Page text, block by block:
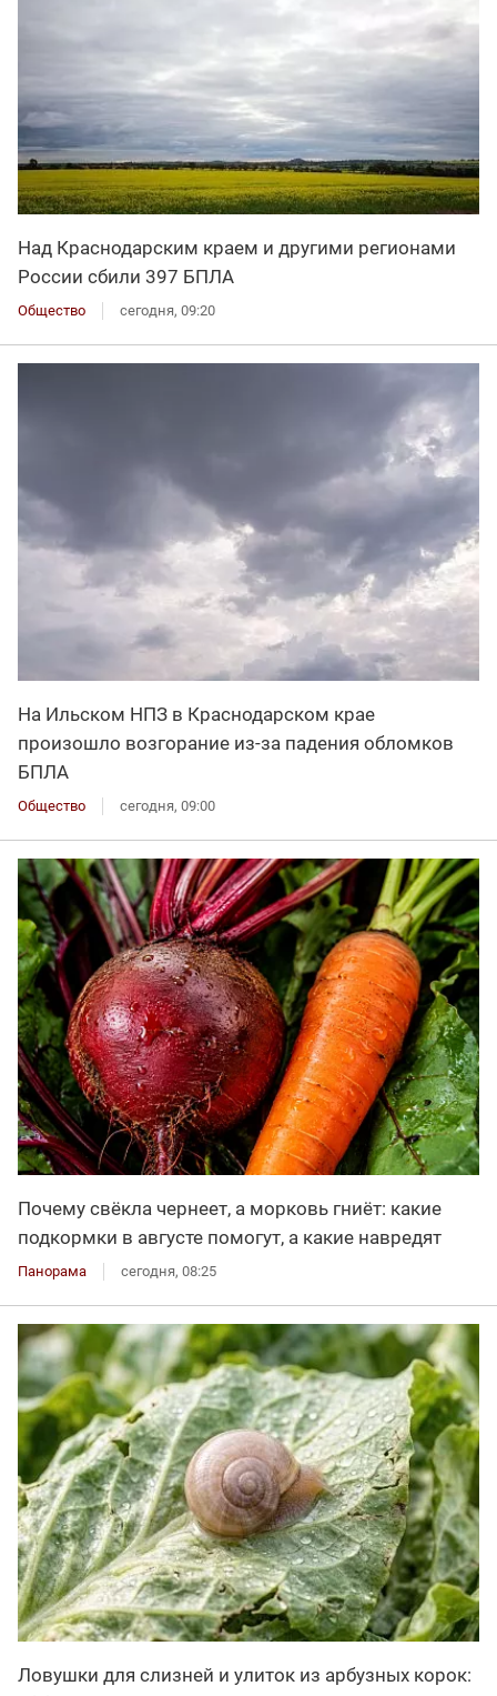
Над Краснодарским краем и другими регионами
России сбили 397 БПЛА
Общество сегодня, 09:20
На Ильском НПЗ в Краснодарском крае
произошло возгорание из-за падения обломков
БПЛА
Общество сегодня, 09:00
Почему свёкла чернеет, а морковь гниёт: какие
подкормки в августе помогут, а какие навредят
Панорама сегодня, 08:25
Ловушки для слизней и улиток из арбузных корок: